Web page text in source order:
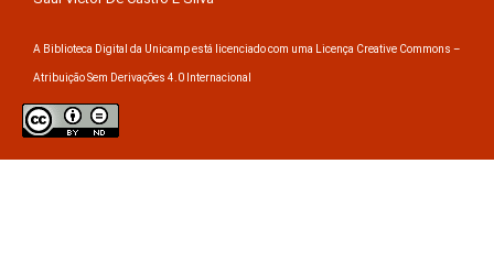
A Biblioteca Digital da Unicamp está licenciado com uma Licença Creative Commons –
Atribuição Sem Derivações 4.0 Internacional